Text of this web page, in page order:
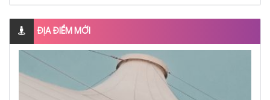
ĐỊA ĐIỂM MỚI